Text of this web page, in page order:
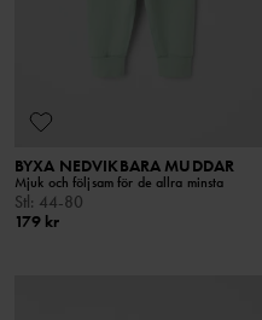
BYXA NEDVIKBARA MUDDAR
Mjuk och följsam för de allra minsta
Stl: 44-80
179 kr